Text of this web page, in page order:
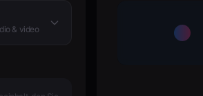
& video